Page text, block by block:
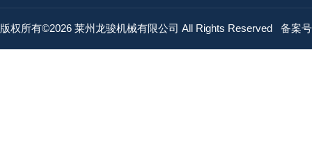
版权所有©2026 莱州龙骏机械有限公司 All Rights Reserved 备案